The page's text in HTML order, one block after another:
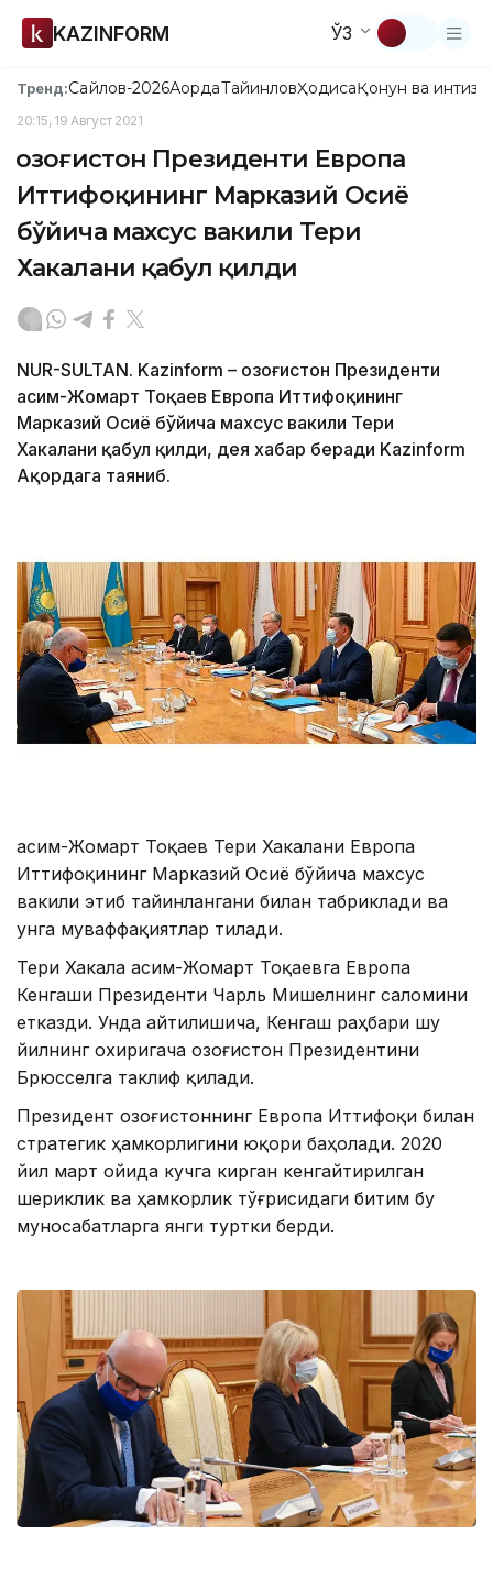
KAZINFORM ЎЗ
Тренд:Сайлов-2026АқордаТайинловҲодисаҚонун ва
20:15, 19 Август 2021
Қозоғистон Президенти Европа
Иттифоқининг Марказий Осиё
бўйича махсус вакили Тери
Хакалани қабул қилди
NUR-SULTAN. Kazinform – Қозоғистон Президенти
Қасим-Жомарт Тоқаев Европа Иттифоқининг
Марказий Осиё бўйича махсус вакили Тери
Хакалани қабул қилди, дея хабар беради Kazinform
Ақордага таяниб.
Қасим-Жомарт Тоқаев Тери Хакалани Европа
Иттифоқининг Марказий Осиё бўйича махсус
вакили этиб тайинлангани билан табриклади ва
унга муваффақиятлар тилади.
Тери Хакала Қасим-Жомарт Тоқаевга Европа
Кенгаши Президенти Чарль Мишелнинг саломини
етказди. Унда айтилишича, Кенгаш раҳбари шу
йилнинг охиригача Қозоғистон Президентини
Брюсселга таклиф қилади.
Президент Қозоғистоннинг Европа Иттифоқи билан
стратегик ҳамкорлигини юқори баҳолади. 2020
йил март ойида кучга кирган кенгайтирилган
шериклик ва ҳамкорлик тўғрисидаги битим бу
муносабатларга янги туртки берди.